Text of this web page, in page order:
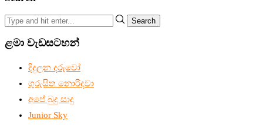
Search
ළමා වැඩසටහන්
දිදුලන දරුවෝ
ගුරුසිත නොරිදවා
අපේ බුදු සාදු
Junior Sky